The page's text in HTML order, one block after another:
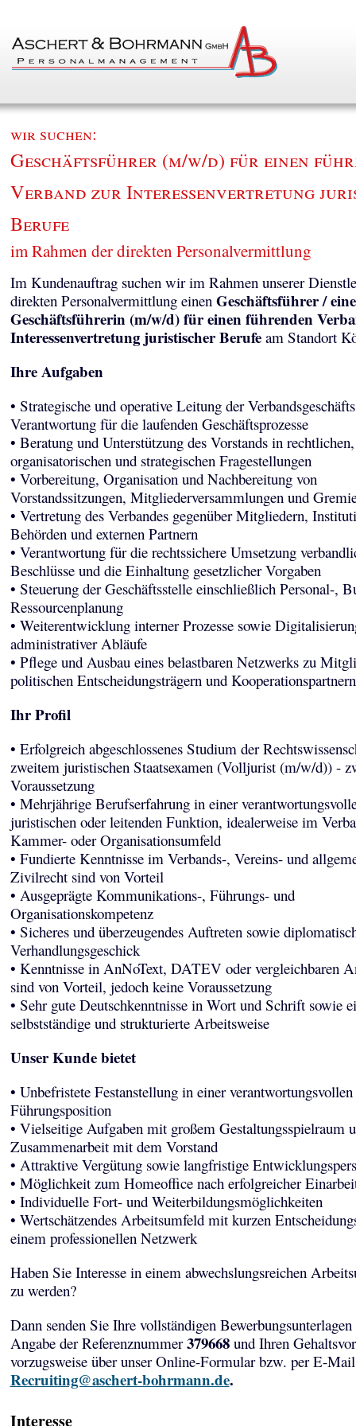
wir suchen:
Geschäftsführer (m/w/d) für einen
Verband zur Interessenvertretung
Berufe
im Rahmen der direkten Personalvermittlung
Im Kundenauftrag suchen wir im Rahmen unserer
direkten Personalvermittlung einen Geschäftsführer / eine
Geschäftsführerin (m/w/d) für einen führenden
Interessenvertretung juristischer Berufeam Standort
Ihre Aufgaben
• Strategische und operative Leitung der
Verantwortung für die laufenden Geschäftsprozesse
• Beratung und Unterstützung des Vorstands in rechtlichen,
organisatorischen und strategischen Fragestellungen
• Vorbereitung, Organisation und Nachbereitung von
Vorstandssitzungen, Mitgliederversammlungen und
• Vertretung des Verbandes gegenüber Mitgliedern,
Behörden und externen Partnern
• Verantwortung für die rechtssichere Umsetzung
Beschlüsse und die Einhaltung gesetzlicher Vorgaben
• Steuerung der Geschäftsstelle einschließlich Personal-,
Ressourcenplanung
• Weiterentwicklung interner Prozesse sowie
administrativer Abläufe
• Pflege und Ausbau eines belastbaren Netzwerks zu
politischen Entscheidungsträgern und Kooperationspartnern
Ihr Profil
• Erfolgreich abgeschlossenes Studium der
zweitem juristischen Staatsexamen (Volljurist (m/w/d)) -
Voraussetzung
• Mehrjährige Berufserfahrung in einer
juristischen oder leitenden Funktion, idealerweise im
Kammer- oder Organisationsumfeld
• Fundierte Kenntnisse im Verbands-, Vereins- und
Zivilrecht sind von Vorteil
• Ausgeprägte Kommunikations-, Führungs- und
Organisationskompetenz
• Sicheres und überzeugendes Auftreten sowie
Verhandlungsgeschick
• Kenntnisse in AnNoText, DATEV oder vergleichbaren
sind von Vorteil, jedoch keine Voraussetzung
• Sehr gute Deutschkenntnisse in Wort und Schrift sowie
selbstständige und strukturierte Arbeitsweise
Unser Kunde bietet
• Unbefristete Festanstellung in einer verantwortungsvollen
Führungsposition
• Vielseitige Aufgaben mit großem Gestaltungsspielraum
Zusammenarbeit mit dem Vorstand
• Attraktive Vergütung sowie langfristige
• Möglichkeit zum Homeoffice nach erfolgreicher
• Individuelle Fort- und Weiterbildungsmöglichkeiten
• Wertschätzendes Arbeitsumfeld mit kurzen
einem professionellen Netzwerk
Haben Sie Interesse in einem abwechslungsreichen
zu werden?
Dann senden Sie Ihre vollständigen Bewerbungsunterlagen
Angabe der Referenznummer379668und Ihren
vorzugsweise über unser Online-Formular bzw. per E-
Recruiting@aschert-bohrmann.de.
Interesse